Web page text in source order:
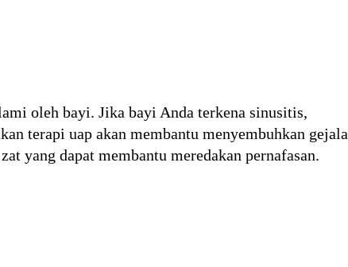
oleh bayi. Jika bayi Anda terkena sinusitis,
terapi uap akan membantu menyembuhkan gejala
yang dapat membantu meredakan pernafasan.